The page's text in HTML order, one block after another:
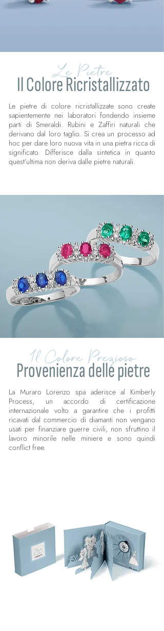
Le Pietre
Il Colore Ricristallizzato
Le pietre di colore ricristallizzate sono create
sapientemente nei laboratori fondendo insieme
parti di Smeraldi. Rubini e Zaffiri naturali che
derivano dal loro taglio. Si crea un processo ad
hoc per dare loro nuova vita in una pietra ricca di
significato. Differisce dalla sintetica in quanto
quest'ultima non deriva dalle pietre naturali.
Il Colore Prezioso
Provenienza delle pietre
La Muraro Lorenzo spa aderisce al Kimberly
Process, un accordo di certificazione
internazionale volto a garantire che i profitti
ricavati dal commercio di diamanti non vengano
usati per finanziare guerre civili, non sfruttino il
lavoro minorile nelle miniere e sono quindi
conflict free.